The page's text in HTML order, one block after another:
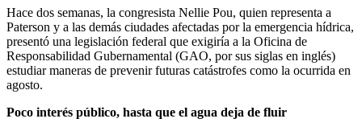
Hace dos semanas, la congresista Nellie Pou, quien representa a
Paterson y a las demás ciudades afectadas por la emergencia hídrica,
presentó una legislación federal que exigiría a la Oficina de
Responsabilidad Gubernamental (GAO, por sus siglas en inglés)
estudiar maneras de prevenir futuras catástrofes como la ocurrida en
agosto.
Poco interés público, hasta que el agua deja de fluir